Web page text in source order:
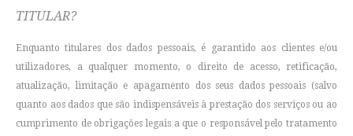
TITULAR?
Enquanto titulares dos dados pessoais, é garantido aos clientes e/ou
utilizadores, a qualquer momento, o direito de acesso, retificação,
atualização, limitação e apagamento dos seus dados pessoais (salvo
quanto aos dados que são indispensáveis à prestação dos serviços ou ao
cumprimento de obrigações legais a que o responsável pelo tratamento